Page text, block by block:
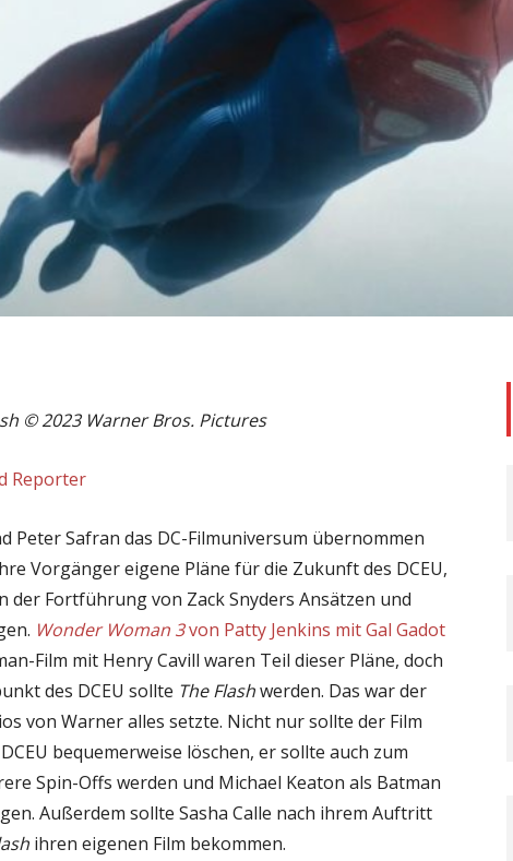
© 2023 Warner Bros. Pictures
Reporter
Peter Safran das DC-Filmuniversum übernommen
Vorgänger eigene Pläne für die Zukunft des DCEU,
der Fortführung von Zack Snyders Ansätzen und
Wonder Woman 3von Patty Jenkins mit Gal Gadot
Film mit Henry Cavill waren Teil dieser Pläne, doch
des DCEU sollte The Flashwerden. Das war der
von Warner alles setzte. Nicht nur sollte der Film
bequemerweise löschen, er sollte auch zum
Spin-Offs werden und Michael Keaton als Batman
Außerdem sollte Sasha Calle nach ihrem Auftritt
ihren eigenen Film bekommen.